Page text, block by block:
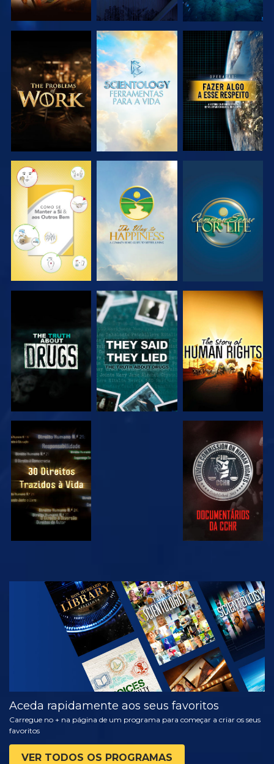
EXPLORAR A
SÉRIE
EXPLORAR A
SÉRIE
VER
VER VER VER
VER VER
VER VER
VER
EXPLORAR A
SÉRIE
Aceda rapidamente aos seus favoritos
Carregue no + na página de um programa para começar a criar os seus
favoritos
VER TODOS OS PROGRAMAS